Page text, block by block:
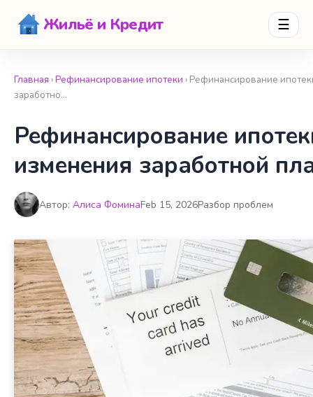
Жильё и Кредит ☰
Главная ›Рефинансирование ипотеки › Рефинансирование
заработно…
Рефинансирование
изменения заработной
Автор: Алиса ФоминаFeb 15, 2026Разбор проблем